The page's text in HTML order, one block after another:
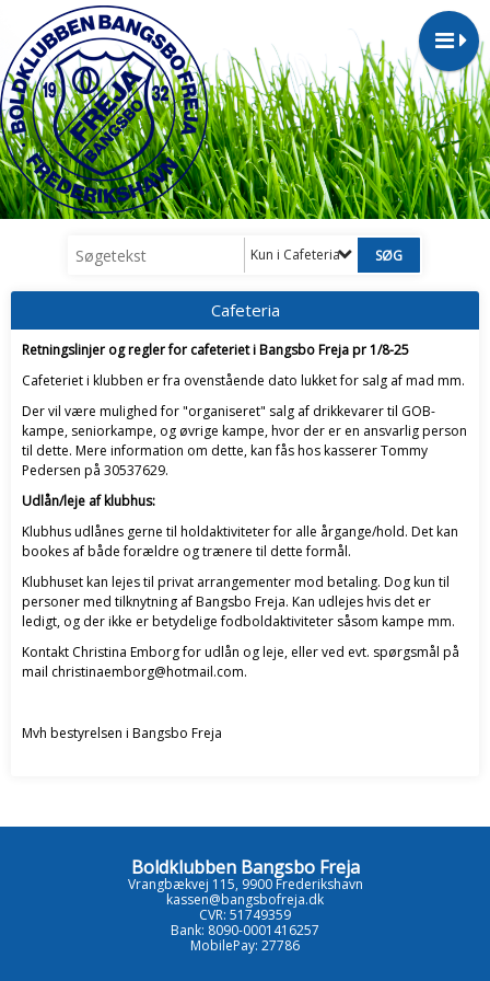
Kun i Cafeteria
Cafeteria
Retningslinjer og regler for cafeteriet i Bangsbo Freja pr 1/8-25
Cafeteriet i klubben er fra ovenstående dato lukket for salg af mad mm.
Der vil være mulighed for "organiseret" salg af drikkevarer til GOB-
kampe, seniorkampe, og øvrige kampe, hvor der er en ansvarlig person
til dette. Mere information om dette, kan fås hos kasserer Tommy
Pedersen på 30537629.
Udlån/leje af klubhus:
Klubhus udlånes gerne til holdaktiviteter for alle årgange/hold. Det kan
bookes af både forældre og trænere til dette formål.
Klubhuset kan lejes til privat arrangementer mod betaling. Dog kun til
personer med tilknytning af Bangsbo Freja. Kan udlejes hvis det er
ledigt, og der ikke er betydelige fodboldaktiviteter såsom kampe mm.
Kontakt Christina Emborg for udlån og leje, eller ved evt. spørgsmål på
mail christinaemborg@hotmail.com.
Mvh bestyrelsen i Bangsbo Freja
Boldklubben Bangsbo Freja
Vrangbækvej 115, 9900 Frederikshavn
kassen@bangsbofreja.dk
CVR: 51749359
Bank: 8090-0001416257
MobilePay: 27786